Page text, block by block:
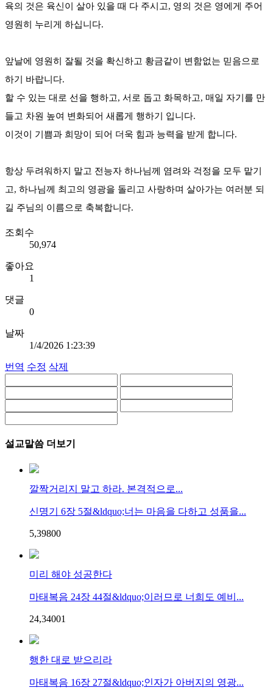
육의 것은 육신이 살아 있을 때 다 주시고, 영의 것은 영에게 주어
영원히 누리게 하십니다.
앞날에 영원히 잘될 것을 확신하고 황금같이 변함없는 믿음으로
하기 바랍니다.
할 수 있는 대로 선을 행하고, 서로 돕고 화목하고, 매일 자기를 만
들고 차원 높여 변화되어 새롭게 행하기 입니다.
이것이 기쁨과 희망이 되어 더욱 힘과 능력을 받게 합니다.
항상 두려워하지 말고 전능자 하나님께 염려와 걱정을 모두 맡기
고, 하나님께 최고의 영광을 돌리고 사랑하며 살아가는 여러분 되
길 주님의 이름으로 축복합니다.
조회수
50,974
좋아요
1
댓글
0
날짜
1/4/2026 1:23:39
번역 수정 삭제
설교말씀 더보기
깔짝거리지 말고 하라. 본격적으로...
신명기 6장 5절&ldquo;너는 마음을 다하고 성품을...
5,39800
미리 해야 성공한다
마태복음 24장 44절&ldquo;이러므로 너희도 예비...
24,34001
행한 대로 받으리라
마태복음 16장 27절&ldquo;인자가 아버지의 영광...